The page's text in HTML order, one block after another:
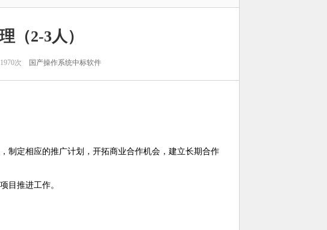
（2-3人）
次 国产操作系统中标软件
制定相应的推广计划，开拓商业合作机会，建立长期合作
目推进工作。